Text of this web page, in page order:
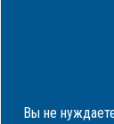
Вы не